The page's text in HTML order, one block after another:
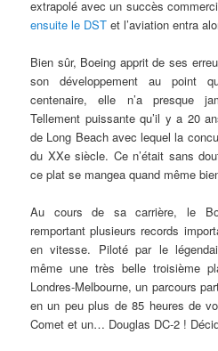
extrapolé avec un succès
ensuite le DSTet l’aviation entra
Bien sûr, Boeing apprit de ses
son développement au point
centenaire, elle n’a presque
Tellement puissante qu’il y a 20
de Long Beach avec lequel la
du XXe siècle. Ce n’était sans
ce plat se mangea quand même
Au cours de sa carrière, le
remportant plusieurs records
en vitesse. Piloté par le
même une très belle troisième
Londres-Melbourne, un parcours
en un peu plus de 85 heures de
Comet et un… Douglas DC-2 !